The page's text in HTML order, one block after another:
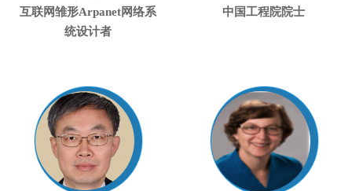
互联网雏形Arpanet网络系
统设计者
中国工程院院士